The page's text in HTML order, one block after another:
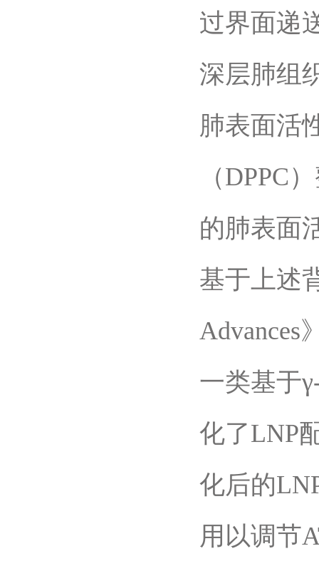
过界面递
深层肺组
肺表面活
（DPPC
的肺表面
基于上述
Advances
一类基于
化了LNP
化后的
用以调节